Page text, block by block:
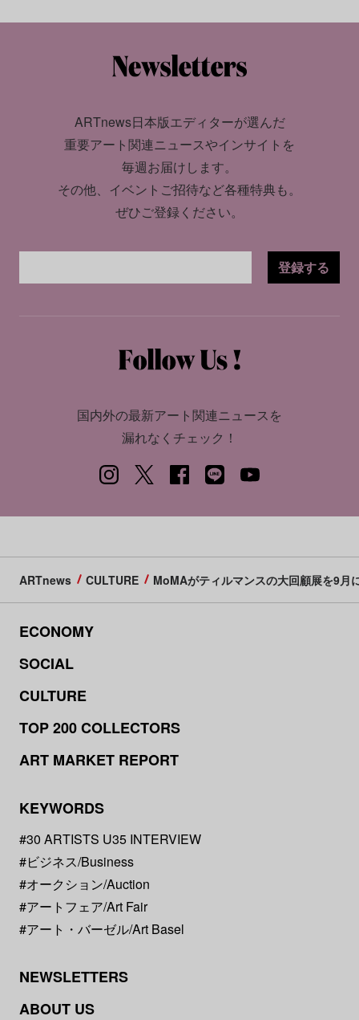
ARTnews日本版エディターが選んだ
重要アート関連ニュースやインサイトを
毎週お届けします。
その他、イベントご招待など各種特典も。
ぜひご登録ください。
登録する
国内外の最新アート関連ニュースを
漏れなくチェック！
ARTnews CULTURE MoMAがティルマンスの大回顧展を9月
ECONOMY
SOCIAL
CULTURE
TOP 200 COLLECTORS
ART MARKET REPORT
KEYWORDS
#30 ARTISTS U35 INTERVIEW
#ビジネス/Business
#オークション/Auction
#アートフェア/Art Fair
#アート・バーゼル/Art Basel
NEWSLETTERS
ABOUT US